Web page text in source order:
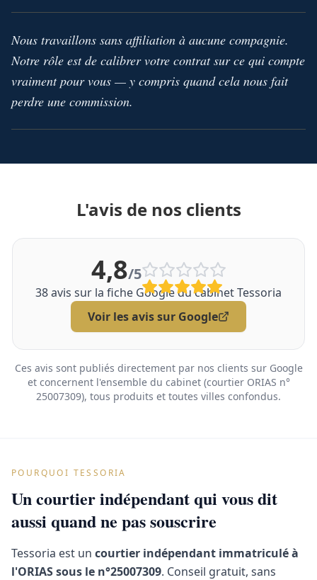
Nous travaillons sans affiliation à aucune compagnie.
Notre rôle est de calibrer votre contrat sur ce qui compte
vraiment pour vous — y compris quand cela nous fait
perdre une commission.
L'avis de nos clients
4,8/5
38avis sur la fiche Google du cabinet Tessoria
Voir les avis sur Google
Ces avis sont publiés directement par nos clients sur Google
et concernent l'ensemble du cabinet (courtier ORIAS n°
25007309), tous produits et toutes villes confondus.
POURQUOI TESSORIA
Un courtier indépendant qui vous dit
aussi quand ne pas souscrire
Tessoria est un courtier indépendant immatriculé à
l'ORIAS sous le n°25007309. Conseil gratuit, sans